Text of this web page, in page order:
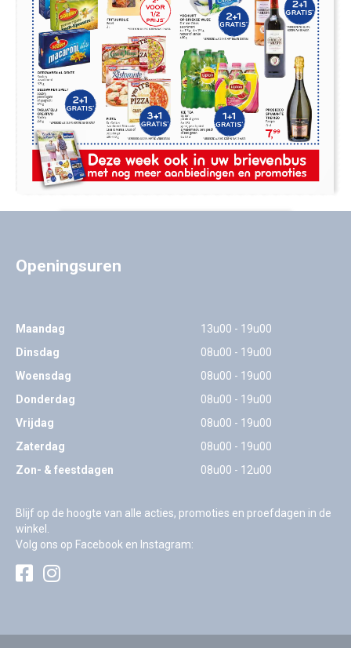
Openingsuren
Maandag
13u00 - 19u00
Dinsdag
08u00 - 19u00
Woensdag
08u00 - 19u00
Donderdag
08u00 - 19u00
Vrijdag
08u00 - 19u00
Zaterdag
08u00 - 19u00
Zon- & feestdagen
08u00 - 12u00
Blijf op de hoogte van alle acties, promoties en proefdagen in de
winkel.
Volg ons op Facebook en Instagram: